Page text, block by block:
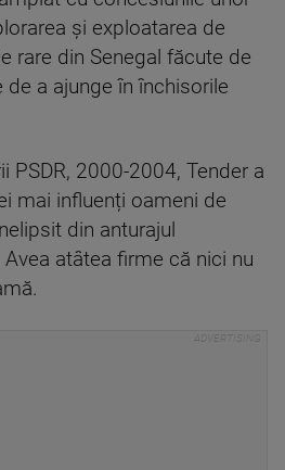
și exploatarea de
rare din Senegal făcute de
de a ajunge în închisorile
PSDR, 2000-2004, Tender a
mai influenți oameni de
din anturajul
atâtea firme că nici nu